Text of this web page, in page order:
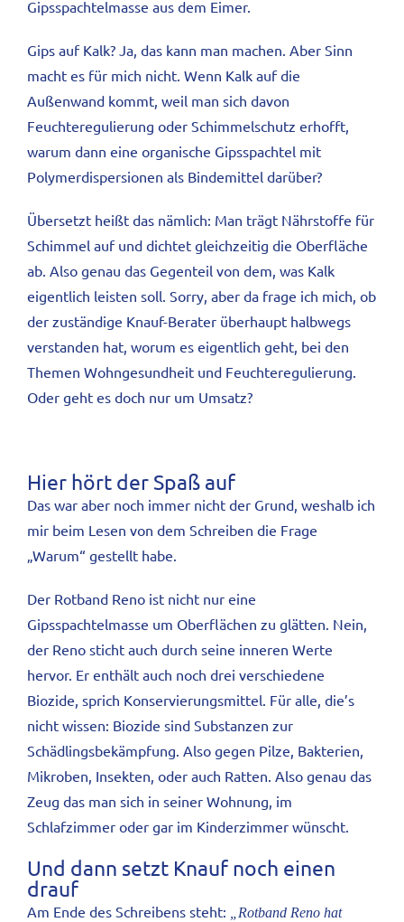
Gipsspachtelmasse aus dem Eimer.
Gips auf Kalk? Ja, das kann man machen. Aber Sinn
macht es für mich nicht. Wenn Kalk auf die
Außenwand kommt, weil man sich davon
Feuchteregulierung oder Schimmelschutz erhofft,
warum dann eine organische Gipsspachtel mit
Polymerdispersionen als Bindemittel darüber?
Übersetzt heißt das nämlich: Man trägt Nährstoffe für
Schimmel auf und dichtet gleichzeitig die Oberfläche
ab. Also genau das Gegenteil von dem, was Kalk
eigentlich leisten soll. Sorry, aber da frage ich mich, ob
der zuständige Knauf-Berater überhaupt halbwegs
verstanden hat, worum es eigentlich geht, bei den
Themen Wohngesundheit und Feuchteregulierung.
Oder geht es doch nur um Umsatz?
Hier hört der Spaß auf
Das war aber noch immer nicht der Grund, weshalb ich
mir beim Lesen von dem Schreiben die Frage
„Warum“ gestellt habe.
Der Rotband Reno ist nicht nur eine
Gipsspachtelmasse um Oberflächen zu glätten. Nein,
der Reno sticht auch durch seine inneren Werte
hervor. Er enthält auch noch drei verschiedene
Biozide, sprich Konservierungsmittel. Für alle, die’s
nicht wissen: Biozide sind Substanzen zur
Schädlingsbekämpfung. Also gegen Pilze, Bakterien,
Mikroben, Insekten, oder auch Ratten. Also genau das
Zeug das man sich in seiner Wohnung, im
Schlafzimmer oder gar im Kinderzimmer wünscht.
Und dann setzt Knauf noch einen
drauf
Am Ende des Schreibens steht: „Rotband Reno hat